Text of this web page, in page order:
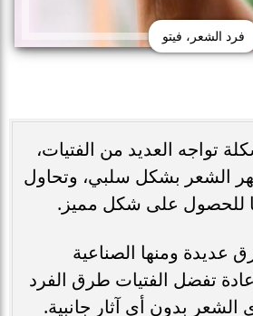
فرد الشعر، فيتو
تواجه العديد من الفتيات،
الشعر بشكل سلبي، وتحاول
للحصول على شكل مميز.
عديدة ومنها الصناعية
تفضل الفتيات طرق الفرد
الشعر بدون أى آثار جانبية.